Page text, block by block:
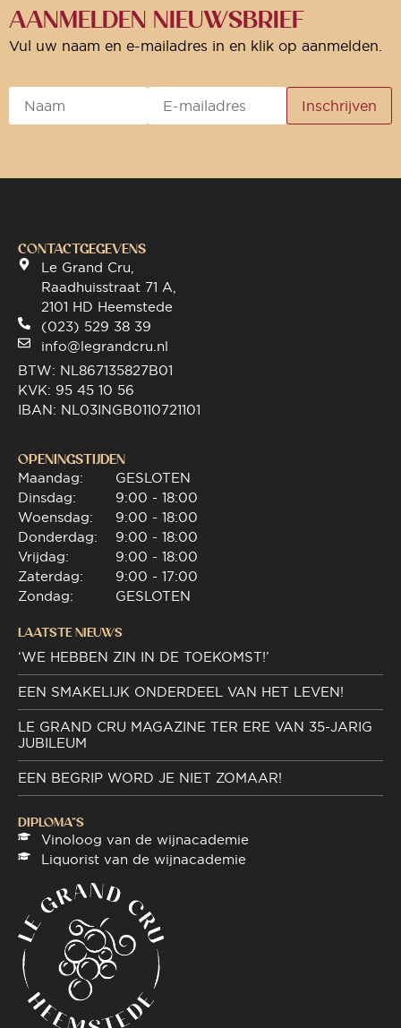
AANMELDEN NIEUWSBRIEF
Vul uw naam en e-mailadres in en klik op aanmelden.
CONTACTGEGEVENS
Le Grand Cru,
Raadhuisstraat 71 A,
2101 HD Heemstede
(023) 529 38 39
info@legrandcru.nl
BTW: NL867135827B01
KVK: 95 45 10 56
IBAN: NL03INGB0110721101
OPENINGSTIJDEN
Maandag:
Dinsdag:
Woensdag:
Donderdag:
Vrijdag:
Zaterdag:
Zondag:
GESLOTEN
9:00 - 18:00
9:00 - 18:00
9:00 - 18:00
9:00 - 18:00
9:00 - 17:00
GESLOTEN
LAATSTE NIEUWS
‘WE HEBBEN ZIN IN DE TOEKOMST!’
EEN SMAKELIJK ONDERDEEL VAN HET LEVEN!
LE GRAND CRU MAGAZINE TER ERE VAN 35-JARIG
JUBILEUM
EEN BEGRIP WORD JE NIET ZOMAAR!
DIPLOMA"S
Vinoloog van de wijnacademie
Liquorist van de wijnacademie